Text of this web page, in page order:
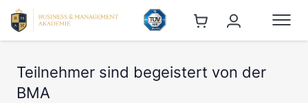
Teilnehmer sind begeistert von der
BMA